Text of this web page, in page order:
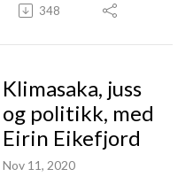
348
Klimasaka, juss
og politikk, med
Eirin Eikefjord
Nov 11, 2020